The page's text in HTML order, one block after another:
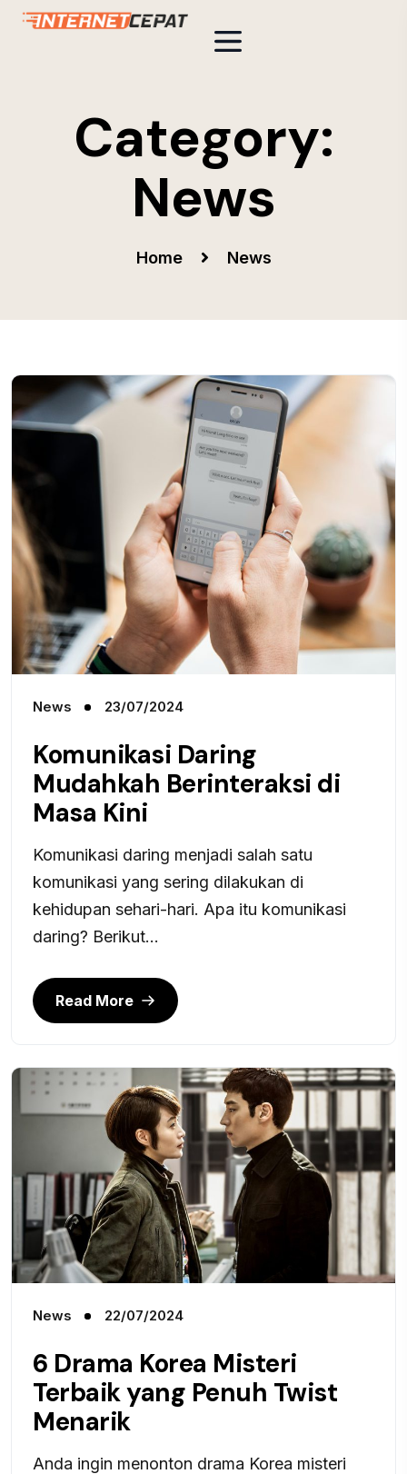
Category:
News
Home News
News 23/07/2024
Komunikasi Daring
Mudahkah Berinteraksi di
Masa Kini
Komunikasi daring menjadi salah satu
komunikasi yang sering dilakukan di
kehidupan sehari-hari. Apa itu komunikasi
daring? Berikut...
Read More
News 22/07/2024
6 Drama Korea Misteri
Terbaik yang Penuh Twist
Menarik
Anda ingin menonton drama Korea misteri